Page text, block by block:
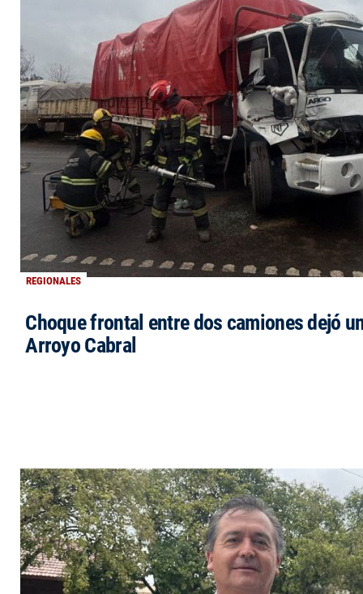
REGIONALES
Choque frontal entre dos camiones dejó
Arroyo Cabral